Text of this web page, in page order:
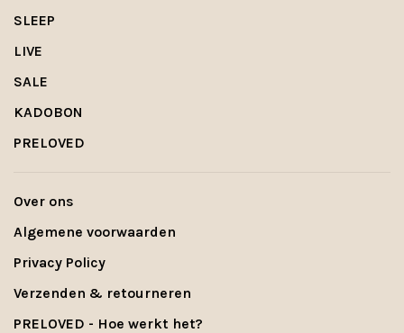
SLEEP
LIVE
SALE
KADOBON
PRELOVED
Over ons
Algemene voorwaarden
Privacy Policy
Verzenden & retourneren
PRELOVED - Hoe werkt het?